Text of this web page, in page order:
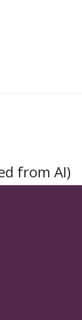
from AI)